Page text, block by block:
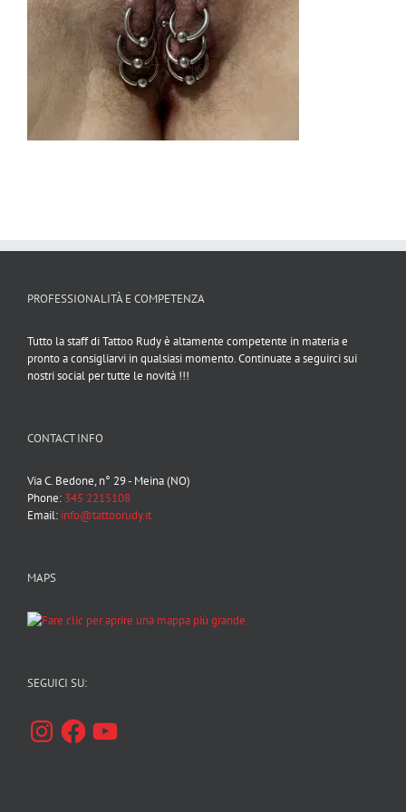
PROFESSIONALITÀ E COMPETENZA
Tutto la staff di Tattoo Rudy è altamente competente in materia e
pronto a consigliarvi in qualsiasi momento. Continuate a seguirci sui
nostri social per tutte le novità !!!
CONTACT INFO
Via C. Bedone, n° 29 - Meina (NO)
Phone: 345 2215108
Email: info@tattoorudy.it
MAPS
SEGUICI SU:
InstagramFacebookYouTube